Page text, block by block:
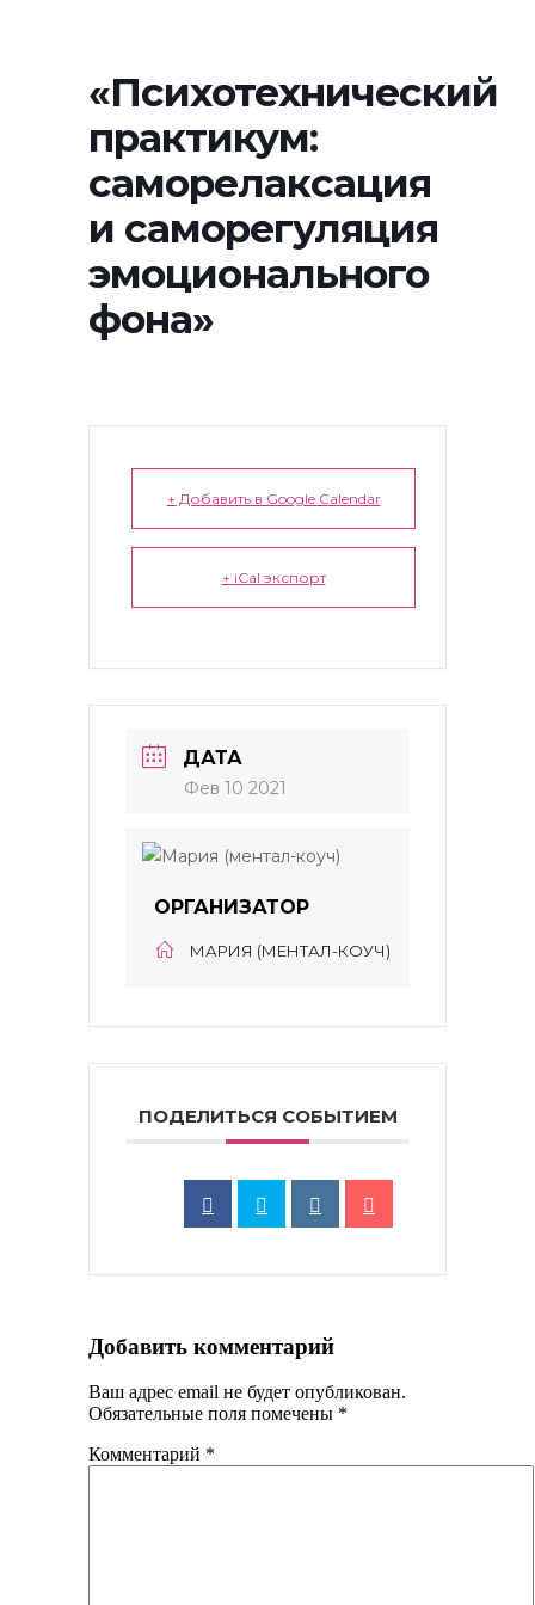
«Психотехнический
практикум:
саморелаксация
и саморегуляция
эмоционального
фона»
+ Добавить в Google Calendar
+ iCal экспорт
ДАТА
Фев 10 2021
ОРГАНИЗАТОР
МАРИЯ (МЕНТАЛ-КОУЧ)
ПОДЕЛИТЬСЯ СОБЫТИЕМ
Добавить комментарий
Ваш адрес email не будет опубликован.
Обязательные поля помечены *
Комментарий *